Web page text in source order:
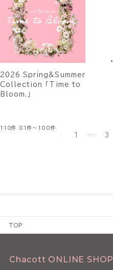
2026 Spring&Summer
Collection 「Time to
Bloom.」
110件 81件～100件
1 … 3
TOP
Chacott ONLINE SHOP